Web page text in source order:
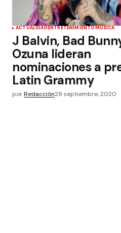
ACTUALIDADENTRETENIMIENTOMÚSICA
J Balvin, Bad
Ozuna lideran
nominaciones a
Latin Grammy
porRedacción29 septiembre, 2020